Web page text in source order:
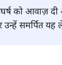
को आवाज़
समर्पित यह